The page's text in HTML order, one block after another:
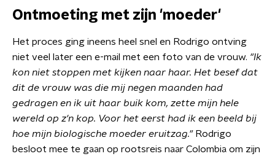
Ontmoeting met zijn 'moeder'
Het proces ging ineens heel snel en Rodrigo ontving
niet veel later een e-mail met een foto van de vrouw. "Ik
kon niet stoppen met kijken naar haar. Het besef dat
dit de vrouw was die mij negen maanden had
gedragen en ik uit haar buik kom, zette mijn hele
wereld op z'n kop. Voor het eerst had ik een beeld bij
hoe mijn biologische moeder eruitzag."Rodrigo
besloot mee te gaan op rootsreis naar Colombia om zijn